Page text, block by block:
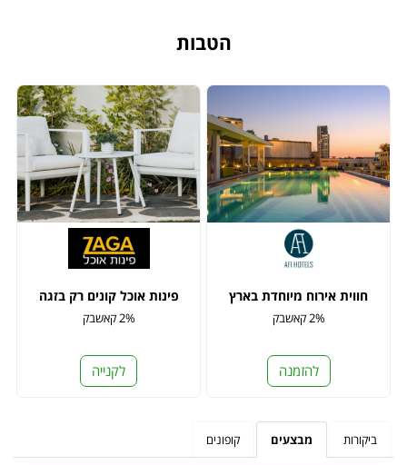
הטבות
חווית אירוח מיוחדת בארץ
2% קאשבק
להזמנה
פינות אוכל קונים רק בזגה
2% קאשבק
לקנייה
ביקורות מבצעים קופונים